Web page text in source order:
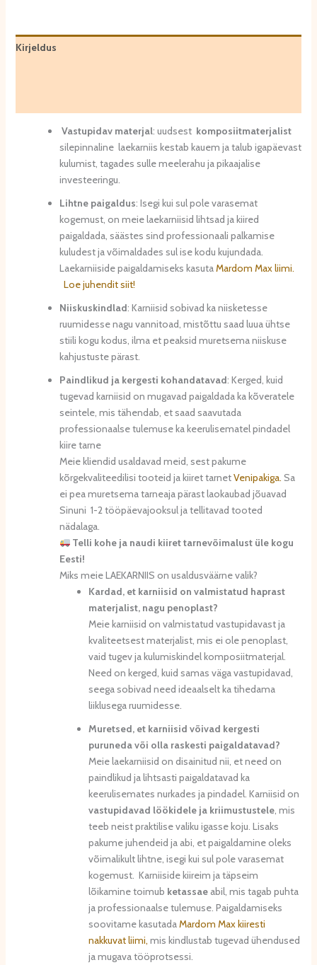
Kirjeldus
Vastupidav materjal: uudsestkomposiitmaterjalist
silepinnaline laekarniis kestab kauem ja talub igapäevast
kulumist, tagades sulle meelerahu ja pikaajalise
investeeringu.
Lihtne paigaldus: Isegi kui sul pole varasemat
kogemust, on meie laekarniisid lihtsad ja kiired
paigaldada, säästes sind professionaali palkamise
kuludest ja võimaldades sul ise kodu kujundada.
Laekarniiside paigaldamiseks kasutaMardom Max liimi.
Loe juhendit siit!
Niiskuskindlad: Karniisid sobivad ka niisketesse
ruumidesse nagu vannitoad, mistõttu saad luua ühtse
stiili kogu kodus, ilma et peaksid muretsema niiskuse
kahjustuste pärast.
Paindlikud ja kergesti kohandatavad: Kerged, kuid
tugevad karniisid on mugavad paigaldada ka kõveratele
seintele, mis tähendab, et saad saavutada
professionaalse tulemuse ka keerulisematel pindadel
kiire tarne
Meie kliendid usaldavad meid, sest pakume
kõrgekvaliteedilisi tooteid ja kiiret tarnetVenipakiga. Sa
ei pea muretsema tarneaja pärast laokaubad jõuavad
Sinuni 1-2 tööpäevajooksul ja tellitavad tooted
nädalaga.
Telli kohe ja naudi kiiret tarnevõimalust üle kogu
Eesti!
Miks meie LAEKARNIIS on usaldusväärne valik?
Kardad, et karniisid on valmistatud haprast
materjalist, nagu penoplast?
Meie karniisid on valmistatud vastupidavast ja
kvaliteetsest materjalist, mis ei ole penoplast,
vaid tugev ja kulumiskindel komposiitmaterjal.
Need on kerged, kuid samas väga vastupidavad,
seega sobivad need ideaalselt ka tihedama
liiklusega ruumidesse.
Muretsed, et karniisid võivad kergesti
puruneda või olla raskesti paigaldatavad?
Meie laekarniisid on disainitud nii, et need on
paindlikud ja lihtsasti paigaldatavad ka
keerulisemates nurkades ja pindadel. Karniisid on
vastupidavad löökidele ja kriimustustele, mis
teeb neist praktilise valiku igasse koju. Lisaks
pakume juhendeid ja abi, et paigaldamine oleks
võimalikult lihtne, isegi kui sul pole varasemat
kogemust. Karniiside kiireim ja täpseim
lõikamine toimub ketassaeabil, mis tagab puhta
ja professionaalse tulemuse. Paigaldamiseks
soovitame kasutadaMardom Max kiiresti
nakkuvat liimi, mis kindlustab tugevad ühendused
ja mugava tööprotsessi.